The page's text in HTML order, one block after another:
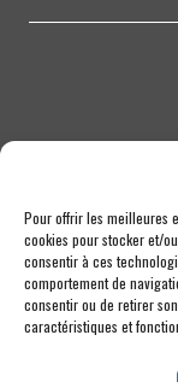
Pour offrir les meilleures
cookies pour stocker et/
consentir à ces
comportement de
consentir ou de retirer
caractéristiques et